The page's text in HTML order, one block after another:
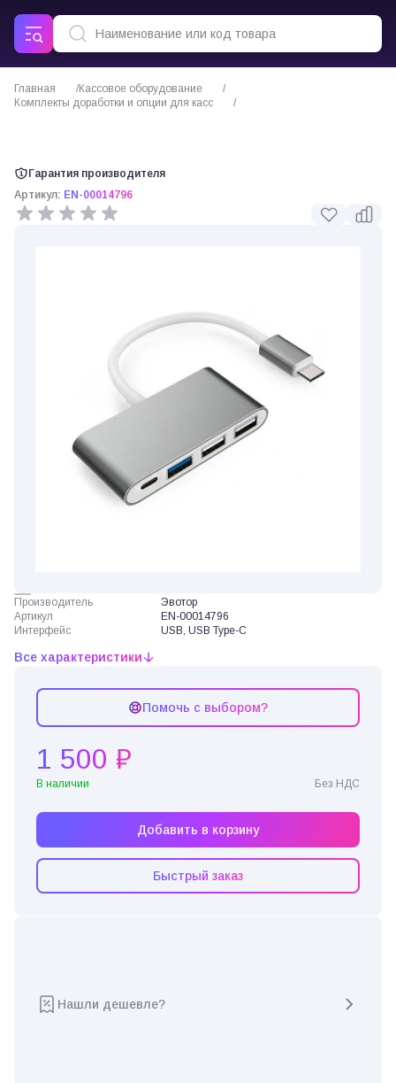
Главная
Кассовое оборудование
Комплекты доработки и опции для касс
Гарантия производителя
Артикул: EN-00014796
Производитель
Эвотор
Артикул
EN-00014796
Интерфейс
USB, USB Type-C
Все характеристики
Помочь с выбором?
1 500 ₽
В наличии Без НДС
Добавить в корзину
Быстрый заказ
Нашли дешевле?